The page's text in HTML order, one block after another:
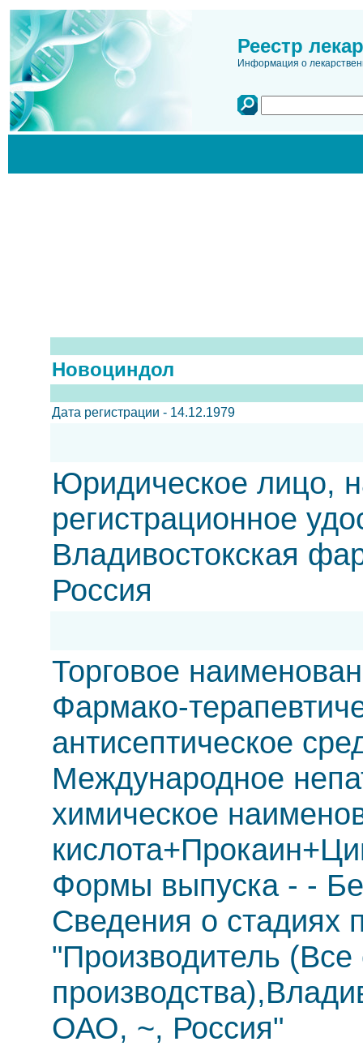
Реестр
Информация о
Новоциндол
Дата регистрации - 14.12.1979
Юридическое лицо,
регистрационное
Владивостокская
Россия
Торговое
Фармако-
антисептическое
Международное
химическое
Формы выпуска - -
Сведения о стадиях
"Производитель (Все
ОАО, ~, Россия"